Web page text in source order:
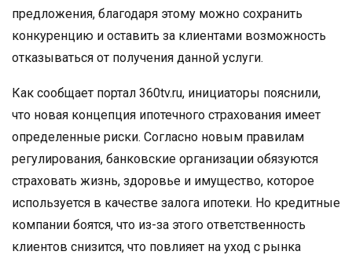
предложения, благодаря этому можно сохранить
конкуренцию и оставить за клиентами возможность
отказываться от получения данной услуги.
Как сообщает портал 360tv.ru, инициаторы пояснили,
что новая концепция ипотечного страхования имеет
определенные риски. Согласно новым правилам
регулирования, банковские организации обязуются
страховать жизнь, здоровье и имущество, которое
используется в качестве залога ипотеки. Но кредитные
компании боятся, что из-за этого ответственность
клиентов снизится, что повлияет на уход с рынка